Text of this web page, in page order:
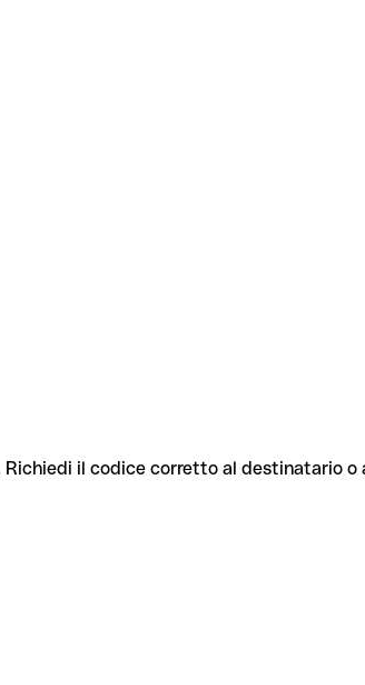
il codice corretto al destinatario o